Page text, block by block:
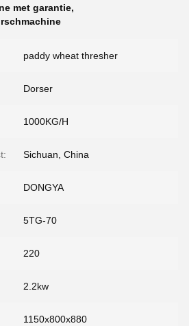
met garantie,
paddy wheat thresher
Dorser
1000KG/H
Sichuan, China
DONGYA
5TG-70
220
2.2kw
1150x800x880